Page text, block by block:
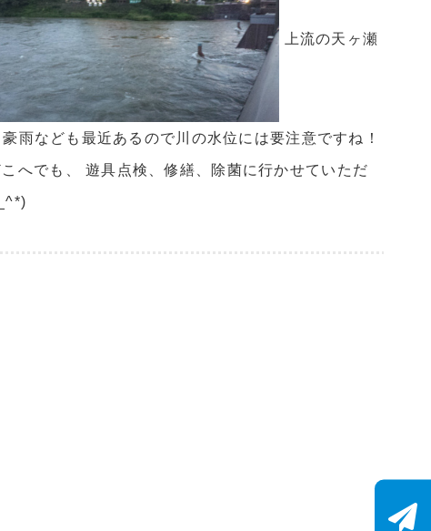
上流の天ヶ瀬
雨なども最近あるので川の水位には要注意ですね！
へでも、 遊具点検、修繕、除菌に行かせていただ